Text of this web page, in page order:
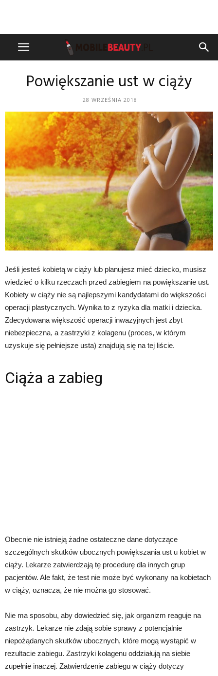
Powiększanie ust w ciąży
28 WRZEŚNIA 2018
Jeśli jesteś kobietą w ciąży lub planujesz mieć dziecko, musisz
wiedzieć o kilku rzeczach przed zabiegiem na powiększanie ust.
Kobiety w ciąży nie są najlepszymi kandydatami do większości
operacji plastycznych. Wynika to z ryzyka dla matki i dziecka.
Zdecydowana większość operacji inwazyjnych jest zbyt
niebezpieczna, a zastrzyki z kolagenu (proces, w którym
uzyskuje się pełniejsze usta) znajdują się na tej liście.
Ciąża a zabieg
Obecnie nie istnieją żadne ostateczne dane dotyczące
szczególnych skutków ubocznych powiększania ust u kobiet w
ciąży. Lekarze zatwierdzają tę procedurę dla innych grup
pacjentów. Ale fakt, że test nie może być wykonany na kobietach
w ciąży, oznacza, że ​​nie można go stosować.
Nie ma sposobu, aby dowiedzieć się, jak organizm reaguje na
zastrzyk. Lekarze nie zdają sobie sprawy z potencjalnie
niepożądanych skutków ubocznych, które mogą wystąpić w
rezultacie zabiegu. Zastrzyki kolagenu oddziałują na siebie
zupełnie inaczej. Zatwierdzenie zabiegu w ciąży dotyczy